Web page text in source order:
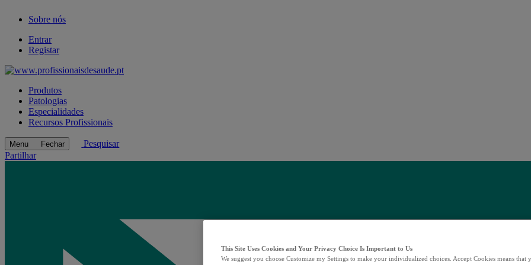
Sobre nós
Entrar
Registar
Produtos
Patologias
Especialidades
Recursos Profissionais
Menu Fechar
Pesquisar
Partilhar
This Site Uses Cookies and Your Privacy Choice Is Important to Us
We suggest you choose Customize my Settings to make your individualized choices. Accept Cookies means that